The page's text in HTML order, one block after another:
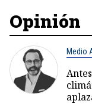
Opinión
Medio